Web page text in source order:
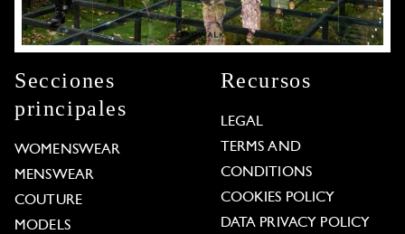
Secciones
principales
WOMENSWEAR
MENSWEAR
COUTURE
MODELS
Recursos
LEGAL
TERMS AND
CONDITIONS
COOKIES POLICY
DATA PRIVACY POLICY